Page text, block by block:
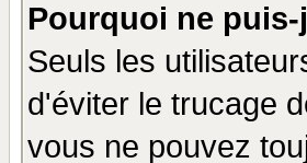
Pourquoi ne
Seuls les
d'éviter le trucage
vous ne pouvez